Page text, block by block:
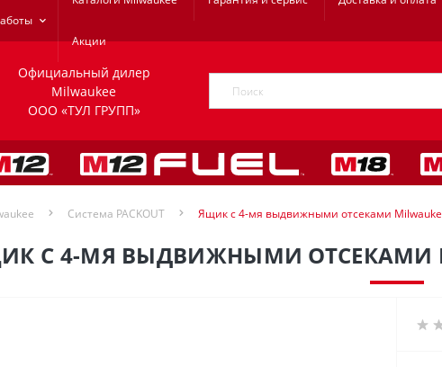
Акции
Официальный дилер
Milwaukee
ООО «ТУЛ ГРУПП»
Система PACKOUT Ящик с 4-мя выдвижными отсеками Milwaukee
С 4-МЯ ВЫДВИЖНЫМИ ОТСЕКАМИ